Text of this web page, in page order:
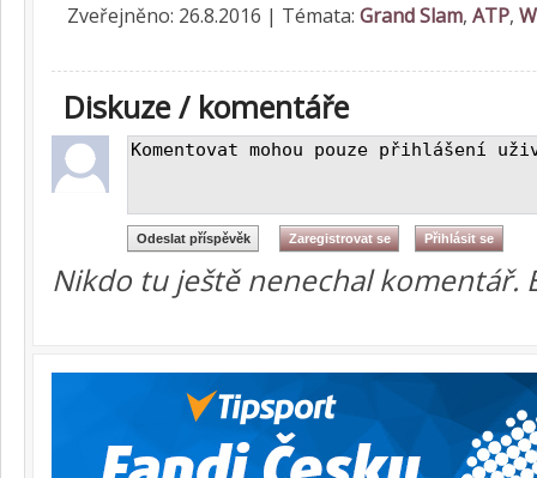
Zveřejněno: 26.8.2016 | Témata: Grand Slam, ATP,
Diskuze / komentáře
Nikdo tu ještě nenechal komentář.